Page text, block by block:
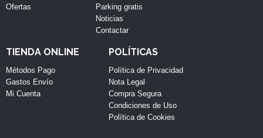
Ofertas
Parking gratis
Noticias
Contactar
TIENDA ONLINE
Métodos Pago
Gastos Envío
Mi Cuenta
POLÍTICAS
Política de Privacidad
Nota Legal
Compra Segura
Condiciones de Uso
Política de Cookies